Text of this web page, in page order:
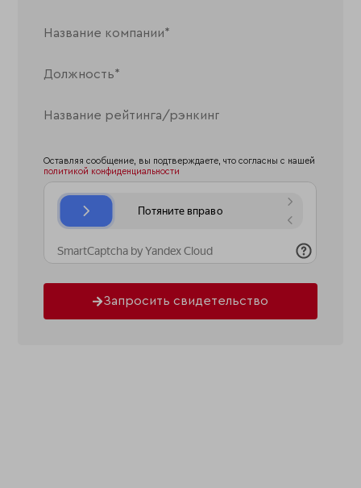
Оставляя сообщение, вы подтверждаете, что согласны с нашей
политикой конфиденциальности
Запросить свидетельство